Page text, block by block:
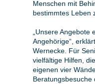
Menschen mit
bestimmtes Leben
„Unsere Angebote
Angehörige“,
Wernecke. Für
vielfältige Hilfen,
eigenen vier